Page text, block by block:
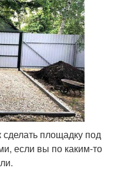
площадку под
если вы по каким-то